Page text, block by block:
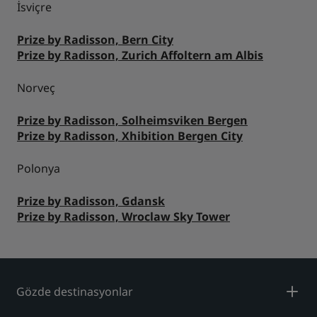
İsviçre
Prize by Radisson, Bern City
Prize by Radisson, Zurich Affoltern am Albis
Norveç
Prize by Radisson, Solheimsviken Bergen
Prize by Radisson, Xhibition Bergen City
Polonya
Prize by Radisson, Gdansk
Prize by Radisson, Wroclaw Sky Tower
Gözde destinasyonlar